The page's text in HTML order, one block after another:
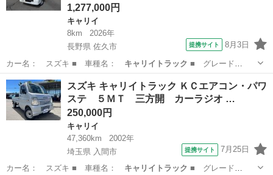
1,277,000円
キャリイ
8km
2026年
長野県 佐久市
提携サイト 8月3日
カー名： スズキ ■ 車種名： キャリイトラック ■ グレード
名： ＫＣ ４ＷＤ…
長野 佐久市 キャリイ
スズキ キャリイトラック ＫＣエアコン・パワ
ステ ５ＭＴ 三方開 カーラジオ …
250,000円
キャリイ
47,360km
2002年
埼玉県 入間市
提携サイト 7月25日
カー名： スズキ ■ 車種名： キャリイトラック ■ グレード